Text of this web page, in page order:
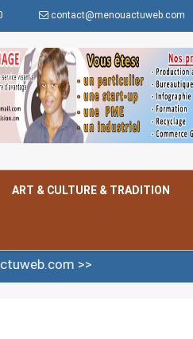
contact@menouactuweb.com
ART & CULTURE & TRADITION